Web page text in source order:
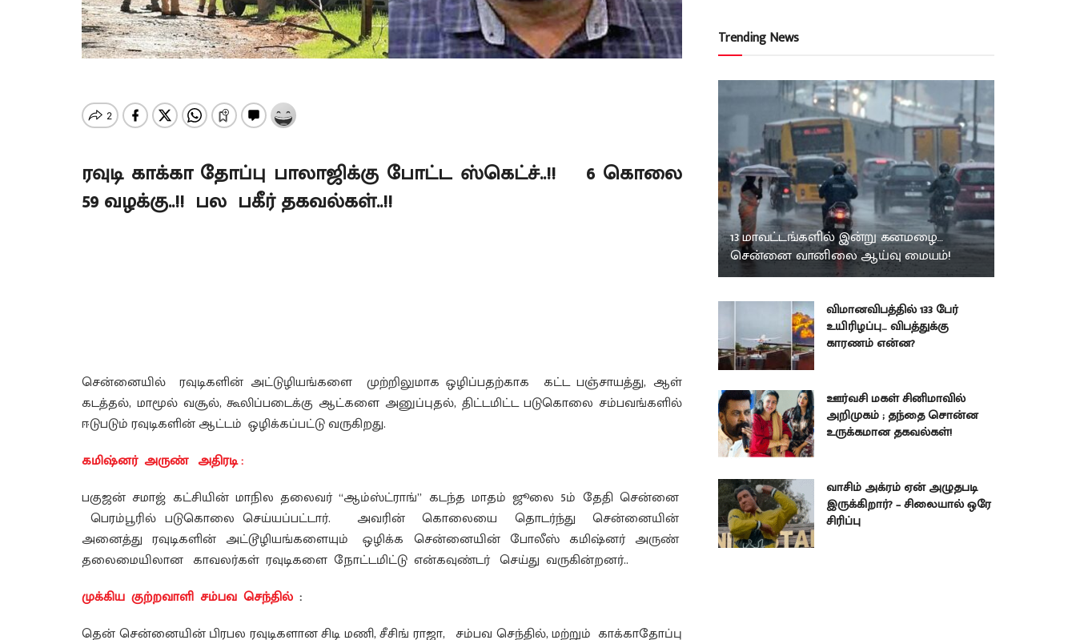
ரவுடி காக்கா தோப்பு பாலாஜிக்கு போட்ட ஸ்கெட்ச்..!! 6 கொலை
59 வழக்கு..!! பல பகீர் தகவல்கள்..!!
சென்னையில் ரவுடிகளின் அட்டுழியங்களை முற்றிலுமாக ஒழிப்பதற்காக கட்ட பஞ்சாயத்து, ஆள்
கடத்தல், மாமூல் வசூல், கூலிப்படைக்கு ஆட்களை அனுப்புதல், திட்டமிட்ட படுகொலை சம்பவங்களில்
ஈடுபடும் ரவுடிகளின் ஆட்டம் ஒழிக்கப்பட்டு வருகிறது.
கமிஷ்னர் அருண் அதிரடி :
பகுஜன் சமாஜ் கட்சியின் மாநில தலைவர் “ஆம்ஸ்ட்ராங்” கடந்த மாதம் ஜூலை 5ம் தேதி சென்னை
பெரம்பூரில் படுகொலை செய்யப்பட்டார். அவரின் கொலையை தொடர்ந்து சென்னையின்
அனைத்து ரவுடிகளின் அட்டூழியங்களையும் ஒழிக்க சென்னையின் போலீஸ் கமிஷ்னர் அருண்
தலைமையிலான காவலர்கள் ரவுடிகளை நோட்டமிட்டு என்கவுண்டர் செய்து வருகின்றனர்..
முக்கிய குற்றவாளி சம்பவ செந்தில் :
தென் சென்னையின் பிரபல ரவுடிகளான சிடி மணி, சீசிங் ராஜா, சம்பவ செந்தில், மற்றும் காக்காதோப்பு
Trending News
13 மாவட்டங்களில் இன்று கனமழை…
சென்னை வானிலை ஆய்வு மையம்!
விமானவிபத்தில் 133 பேர்
உயிரிழப்பு… விபத்துக்கு
காரணம் என்ன?
ஊர்வசி மகள் சினிமாவில்
அறிமுகம் ; தந்தை சொன்ன
உருக்கமான தகவல்கள்!
வாசிம் அக்ரம் ஏன் அழுதபடி
இருக்கிறார்? – சிலையால் ஒரே
சிரிப்பு